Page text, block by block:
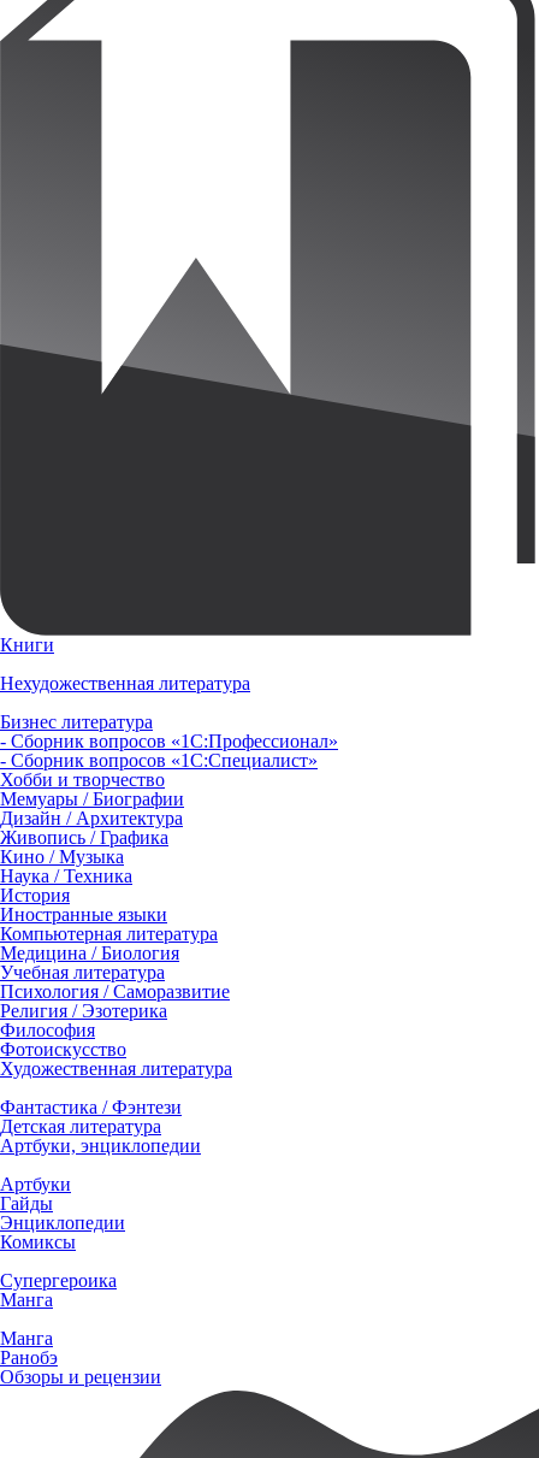
Книги
Нехудожественная литература
Бизнес литература
- Сборник вопросов «1С:Профессионал»
- Сборник вопросов «1С:Специалист»
Хобби и творчество
Мемуары / Биографии
Дизайн / Архитектура
Живопись / Графика
Кино / Музыка
Наука / Техника
История
Иностранные языки
Компьютерная литература
Медицина / Биология
Учебная литература
Психология / Саморазвитие
Религия / Эзотерика
Философия
Фотоискусство
Художественная литература
Фантастика / Фэнтези
Детская литература
Артбуки, энциклопедии
Артбуки
Гайды
Энциклопедии
Комиксы
Супергероика
Манга
Манга
Ранобэ
Обзоры и рецензии